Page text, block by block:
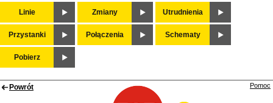
Linie Zmiany Utrudnienia
Przystanki Połączenia Schematy
Pobierz
Powrót Pomoc